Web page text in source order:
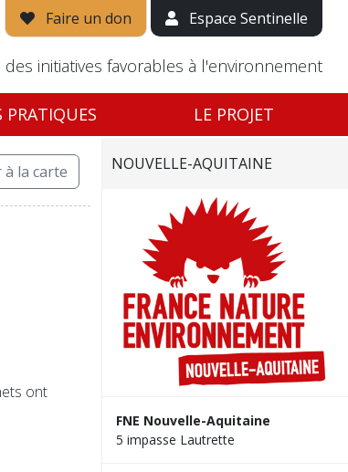
Faire un don Espace Sentinelle
initiatives favorables à l'environnement
PRATIQUES LE PROJET
à la carte
ont
NOUVELLE-AQUITAINE
FNE Nouvelle-Aquitaine
5 impasse Lautrette